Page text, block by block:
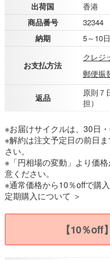
出荷国
香港
商品番号
32344
納期
5～10日
お支払方法
クレジ
郵便振
返品
原則７
担）
※お届けサイクルは、30日
※解約は注文予定日の前日
さい。
※「円相場の変動」より価
意ください。
※通常価格から10％offで購
定期購入について ＞
【10％